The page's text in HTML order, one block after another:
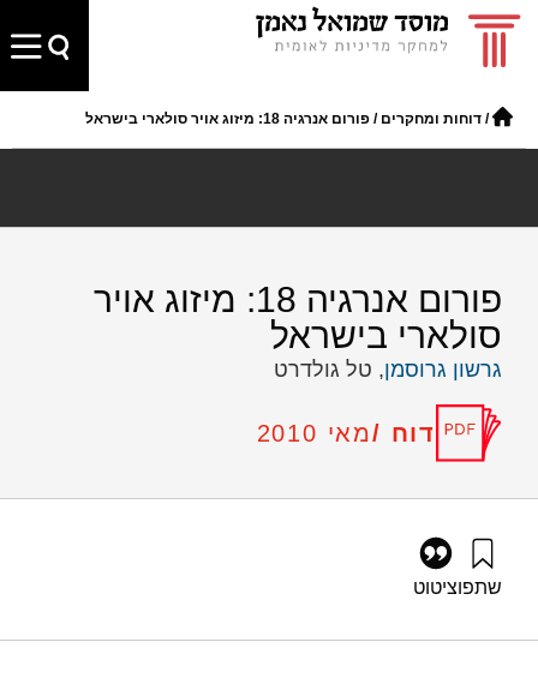
/ דוחות ומחקרים / פורום אנרגיה 18: מיזוג אויר סולארי בישראל
פורום אנרגיה 18: מיזוג אויר
סולארי בישראל
גרשון גרוסמן, טל גולדרט
דוח /מאי 2010
שתפוציטוט